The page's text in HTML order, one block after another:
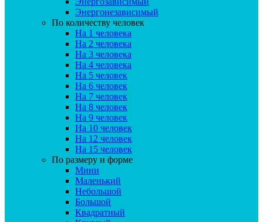
Энергонезависимый
По количеству человек
На 1 человека
На 2 человека
На 3 человека
На 4 человека
На 5 человек
На 6 человек
На 7 человек
На 8 человек
На 9 человек
На 10 человек
На 12 человек
На 15 человек
По размеру и форме
Мини
Маленький
Небольшой
Большой
Квадратный